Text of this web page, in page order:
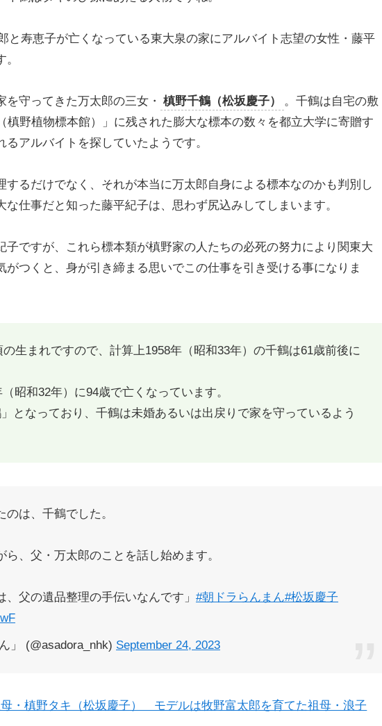
と寿恵子が亡くなっている東大泉の家にアルバイト志望の女性・藤平
守ってきた万太郎の三女・ 槙野千鶴（松坂慶子）
。千鶴は自宅の敷
槙野植物標本館）」に残された膨大な標本の数々を都立大学に寄贈す
アルバイトを探していたようです。
るだけでなく、それが本当に万太郎自身による標本なのかも判別し
仕事だと知った藤平紀子は、思わず尻込みしてしまいます。
子ですが、これら標本類が槙野家の人たちの必死の努力により関東大
つくと、身が引き締まる思いでこの仕事を引き受ける事になりま
生まれですので、計算上1958年（昭和33年）の千鶴は61歳前後に
昭和32年）に94歳で亡くなっています。
となっており、千鶴は未婚あるいは出戻りで家を守っているよう
は、千鶴でした。
、父・万太郎のことを話し始めます。
、父の遺品整理の手伝いなんです」 #朝ドラらんまん#松坂慶子
」 (@asadora_nhk) September 24, 2023
・槙野タキ（松坂慶子） モデルは牧野富太郎を育てた祖母・浪子